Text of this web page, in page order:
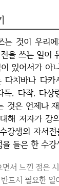
을 쓰는 일이
이 있어서가 아
다치바나 다카
독. 다작. 다상
것은 언제나
해 저자가 강
강생의 자서
을 들은 한 수
면서 느낀 점은
드시 필요한